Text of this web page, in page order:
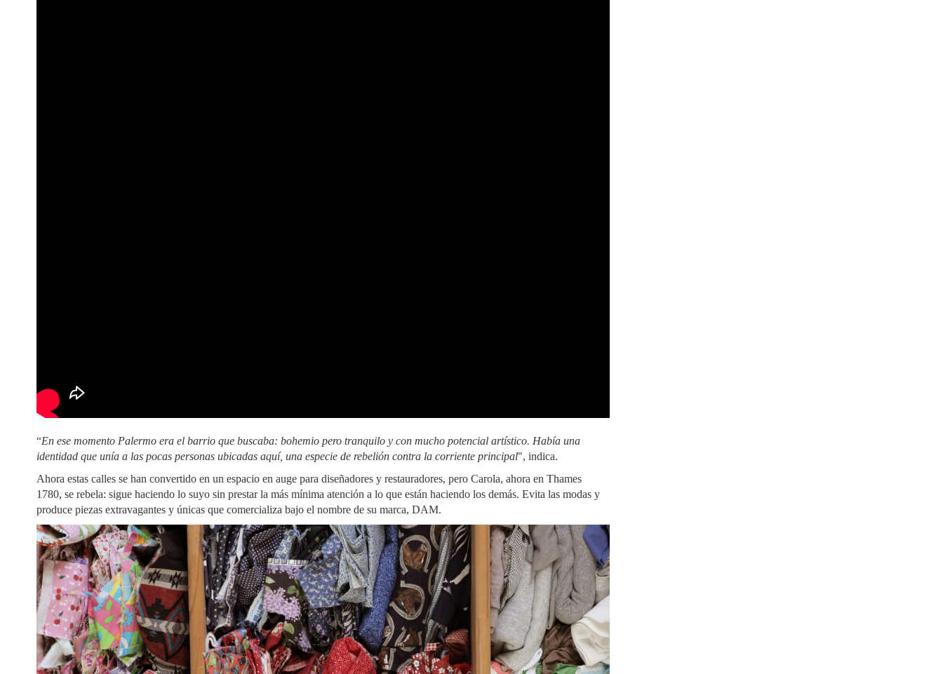
“En ese momento Palermo era el barrio que buscaba: bohemio pero tranquilo y con mucho potencial artístico. Había una
identidad que unía a las pocas personas ubicadas aquí, una especie de rebelión contra la corriente principal", indica.
Ahora estas calles se han convertido en un espacio en auge para diseñadores y restauradores, pero Carola, ahora en Thames
1780, se rebela: sigue haciendo lo suyo sin prestar la más mínima atención a lo que están haciendo los demás. Evita las modas y
produce piezas extravagantes y únicas que comercializa bajo el nombre de su marca, DAM.